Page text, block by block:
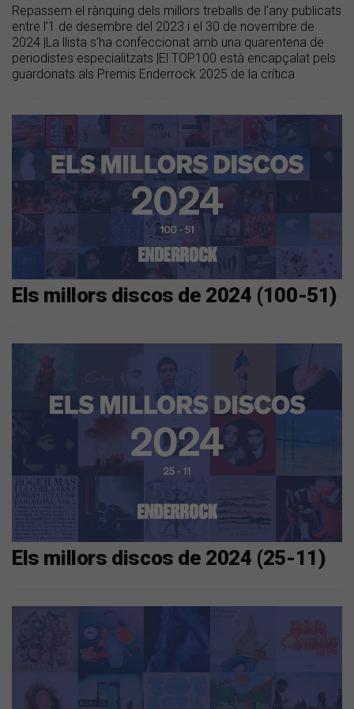
Repassem el rànquing dels millors treballs de l'any publicats
entre l’1 de desembre del 2023 i el 30 de novembre de
2024 |La llista s'ha confeccionat amb una quarentena de
periodistes especialitzats |El TOP100 està encapçalat pels
guardonats als Premis Enderrock 2025 de la crítica
Els millors discos de 2024 (100-51)
Els millors discos de 2024 (25-11)